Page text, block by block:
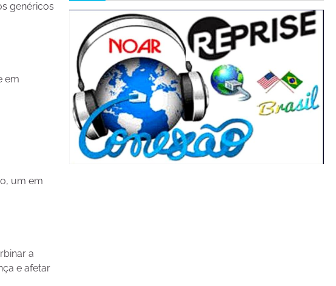
genéricos
em
um em
a
e afetar